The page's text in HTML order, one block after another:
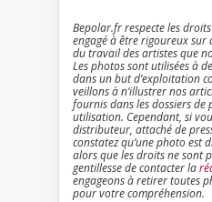
Bepolar.fr respecte les
engagé à être rigoureux sur
du travail des artistes que
Les photos sont utilisées à
dans un but d’exploitation
veillons à n’illustrer nos
fournis dans les dossiers de
utilisation. Cependant, si
distributeur, attaché de
constatez qu’une photo est
alors que les droits ne sont
gentillesse de contacter la
engageons à retirer toutes
pour votre compréhension.